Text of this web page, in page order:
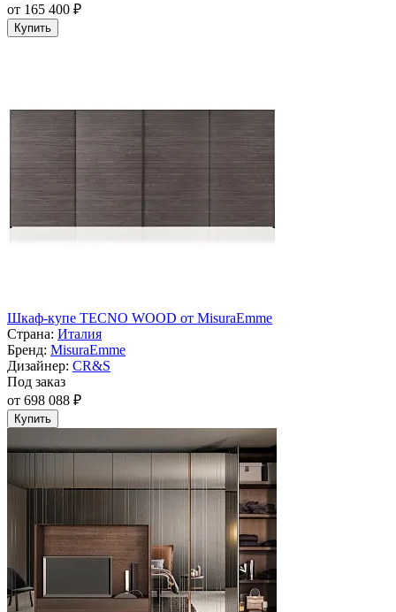
от 165 400 ₽
Купить
Шкаф-купе TECNO WOOD от MisuraEmme
Страна: Италия
Бренд: MisuraEmme
Дизайнер: CR&S
Под заказ
от 698 088 ₽
Купить